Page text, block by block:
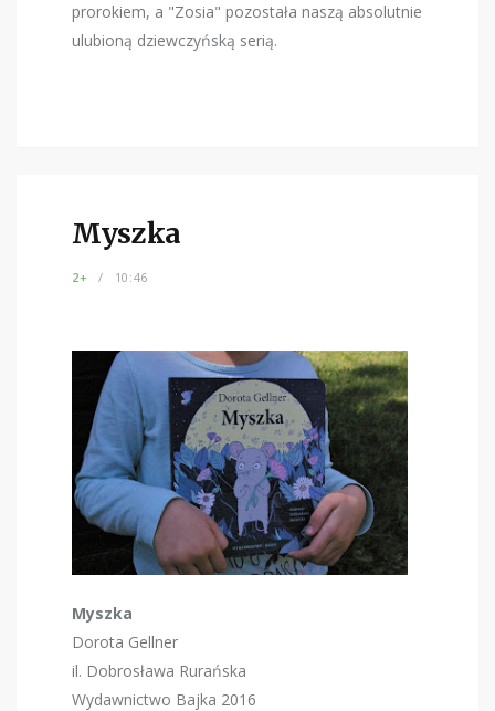
prorokiem, a "Zosia" pozostała naszą absolutnie
ulubioną dziewczyńską serią.
Myszka
2+ 10:46
Myszka
Dorota Gellner
il. Dobrosława Rurańska
Wydawnictwo Bajka 2016